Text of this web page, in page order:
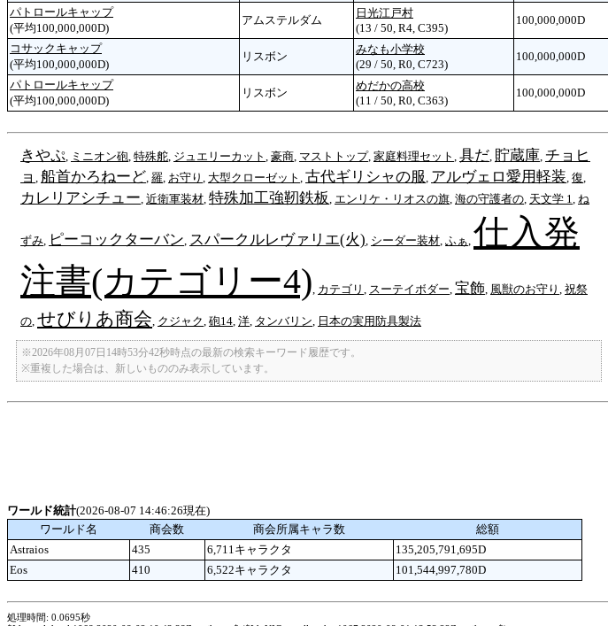
パトロールキャップ
(平均100,000,000D)
アムステルダム
日光江戸村
(13 / 50, R4, C395)
100,000,000D
コサックキャップ
(平均100,000,000D)
リスボン
みなも小学校
(29 / 50, R0, C723)
100,000,000D
パトロールキャップ
(平均100,000,000D)
リスボン
めだかの高校
(11 / 50, R0, C363)
100,000,000D
きやぷ ミニオン砲 特殊舵 ジュエリーカット 豪商 マストトップ, 家庭料理セット 具だ 貯蔵庫 チョヒ
ョ 船首かろねーど 羅 お守り 大型クローゼット 古代ギリシャの服 アルヴェロ愛用軽装 復
カレリアシチュー 近衛軍装材 特殊加工強靭鉄板 エンリケ・リオスの旗 海の守護者の 天文学 1 ね
ずみ ピーコックターバン スパークルレヴァリエ(火) シーダー装材 ふぁ 仕入発
注書(カテゴリー4) カテゴリ スーテイボダー 宝飾 風獣のお守り 祝祭
の せびりあ商会 クジャク 砲14 洋 タンバリン 日本の実用防具製法
※2026年08月07日14時53分42秒時点の最新の検索キーワード履歴です。
※重複した場合は、新しいもののみ表示しています。
ワールド統計(2026-08-07 14:46:26現在)
ワールド名
商会数 商会所属キャラ数
総額
Astraios
435 6,711キャラクタ
135,205,791,695D
Eos
410 6,522キャラクタ 101,544,997,780D
処理時間: 0.0695秒